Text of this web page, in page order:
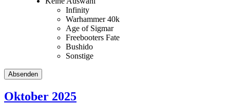
Infinity
Warhammer 40k
Age of Sigmar
Freebooters Fate
Bushido
Sonstige
Oktober 2025